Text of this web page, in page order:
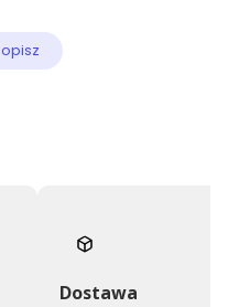
Dostawa